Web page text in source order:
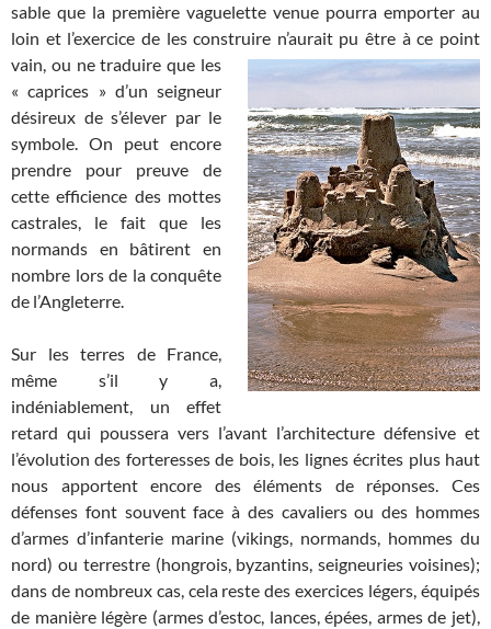
sable que la première vaguelette venue pourra emporter au
loin et l’exercice de les construire n’aurait pu être à ce point
vain, ou ne traduire que les
« caprices » d’un seigneur
désireux de s’élever par le
symbole. On peut encore
prendre pour preuve de
cette efficience des mottes
castrales, le fait que les
normands en bâtirent en
nombre lors de la conquête
de l’Angleterre.
Sur les terres de France,
même s’il y a,
indéniablement, un effet
retard qui poussera vers l’avant l’architecture défensive et
l’évolution des forteresses de bois, les lignes écrites plus haut
nous apportent encore des éléments de réponses. Ces
défenses font souvent face à des cavaliers ou des hommes
d’armes d’infanterie marine (vikings, normands, hommes du
nord) ou terrestre (hongrois, byzantins, seigneuries voisines);
dans de nombreux cas, cela reste des exercices légers, équipés
de manière légère (armes d’estoc, lances, épées, armes de jet),